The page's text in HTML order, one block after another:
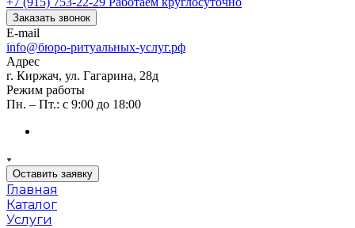
Заказать звонок
E-mail
info@бюро-ритуальных-услуг.рф
Адрес
г. Киржач, ул. Гагарина, 28д
Режим работы
Пн. – Пт.: с 9:00 до 18:00
Оставить заявку
Главная
Каталог
Услуги